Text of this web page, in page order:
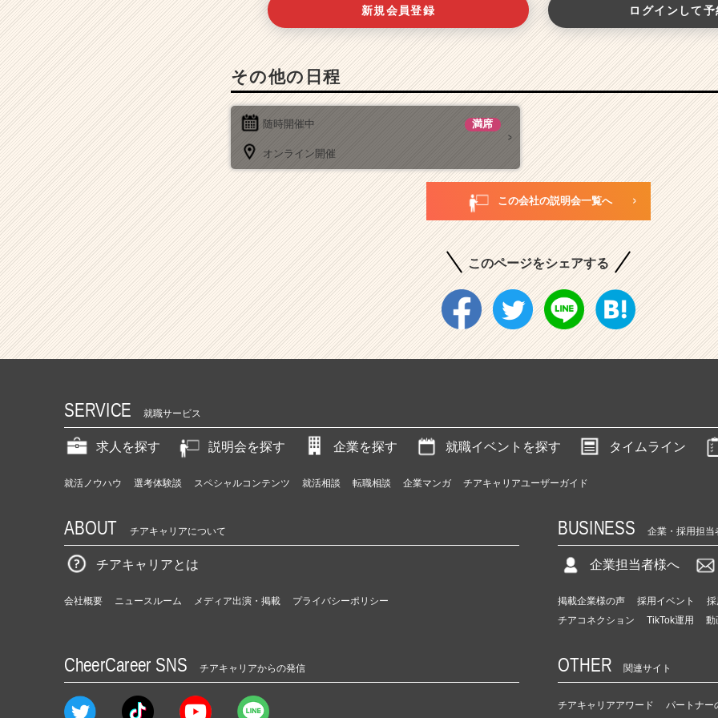
新規会員登録 ログインして
その他の日程
随時開催中 満席
オンライン開催
この会社の説明会一覧へ
このページをシェアする
SERVICE 就職サービス
求人を探す 説明会を探す 企業を探す 就職イベントを探す タイムライン
就活ノウハウ 選考体験談 スペシャルコンテンツ 就活相談 転職相談 企業マンガ チアキャリアユーザーガイド
ABOUT チアキャリアについて
チアキャリアとは
会社概要 ニュースルーム メディア出演・掲載 プライバシーポリシー
BUSINESS 企業・採用担当
企業担当者様へ
掲載企業様の声 採用イベント
チアコネクション
TikTok運用 動
CheerCareer SNS チアキャリアからの発信 OTHER 関連サイト
チアキャリアアワード パートナー